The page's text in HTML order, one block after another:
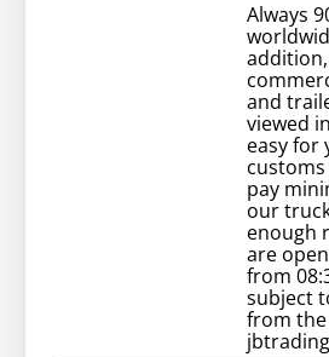
Always
and
viewed
easy for
pay
our
enough
are
from
subject
from